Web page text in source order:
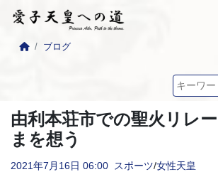
ブログ
由利本荘市での聖火リレ
まを想う
2021年7月16日 06:00 スポーツ/女性天皇